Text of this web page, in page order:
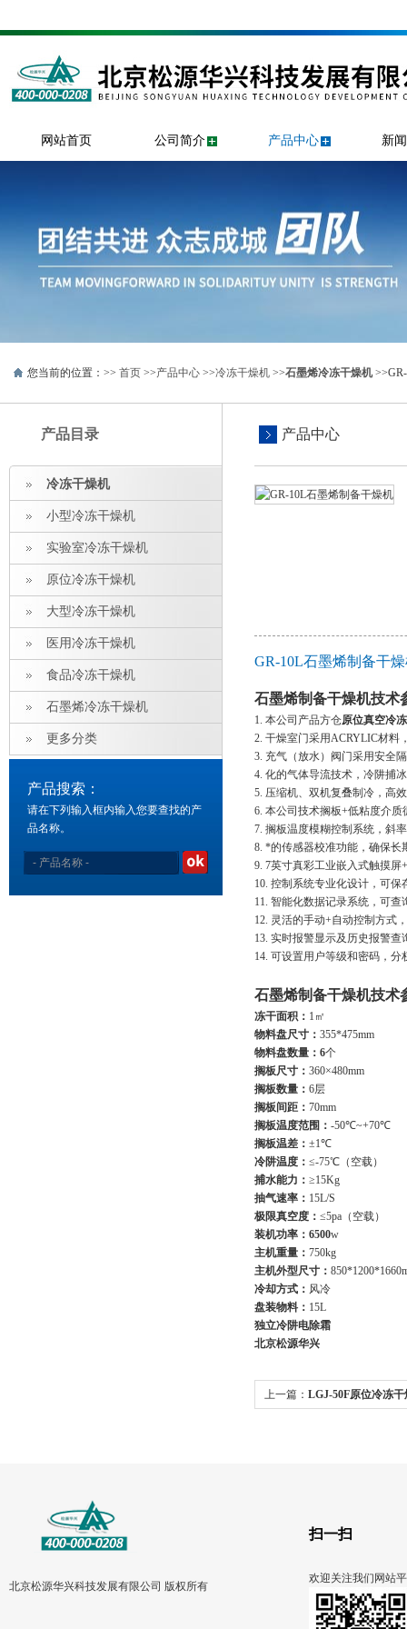
网站首页 公司简介 产品中心 新
您当前的位置：>> 首页 >>产品中心 >>冷冻干燥机 >>石墨烯冷冻干燥机
产品目录
冷冻干燥机
小型冷冻干燥机
实验室冷冻干燥机
原位冷冻干燥机
大型冷冻干燥机
医用冷冻干燥机
食品冷冻干燥机
石墨烯冷冻干燥机
更多分类
产品搜索：
请在下列输入框内输入您要查找的产
品名称。
产品中心
GR-10L石墨烯制备干
石墨烯制备干燥机技术
1. 本公司产品方仓原位真空冷
2. 干燥室门采用ACRYLIC材料
3. 充气（放水）阀门采用安全
4. 化的气体导流技术，冷阱捕
5. 压缩机、双机复叠制冷，高
6. 本公司技术搁板+低粘度介
7. 搁板温度模糊控制系统，斜
8. *的传感器校准功能，确保长
9. 7英寸真彩工业嵌入式触摸
10. 控制系统专业化设计，可
11. 智能化数据记录系统，可
12. 灵活的手动+自动控制方式
13. 实时报警显示及历史报警
14. 可设置用户等级和密码，分
石墨烯制备干燥机技术
冻干面积： 1㎡
物料盘尺寸： 355*475mm
物料盘数量：6个
搁板尺寸： 360×480mm
搁板数量： 6层
搁板间距： 70mm
搁板温度范围： -50℃~+70℃
搁板温差： ±1℃
冷阱温度： ≤-75℃（空载）
捕水能力： ≥15Kg
抽气速率： 15L/S
极限真空度： ≤5pa（空载）
装机功率：6500w
主机重量： 750kg
主机外型尺寸：
冷却方式： 风冷
盘装物料： 15L
独立冷阱电除霜
​北京松源华兴
上一篇： LGJ-50F原位冷冻干
北京松源华兴科技发展有限公司 版权所有
扫一扫
欢迎关注我们网站